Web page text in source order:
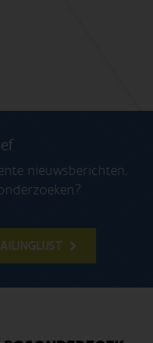
nieuwsberichten,